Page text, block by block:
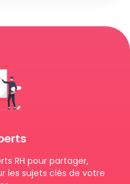
RH pour partager,
les sujets clés de votre